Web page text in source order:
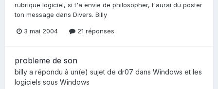
rubrique logiciel, si t'a envie de philosopher, t'aurai du poster
ton message dans Divers. Billy
3 mai 2004 21 réponses
probleme de son
billy a répondu à un(e) sujet de dr07 dans Windows et les
logiciels sous Windows